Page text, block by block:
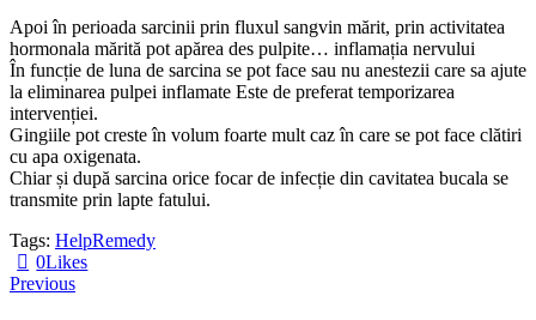
Apoi în perioada sarcinii prin fluxul sangvin mărit, prin activitatea
hormonala mărită pot apărea des pulpite… inflamația nervului
În funcție de luna de sarcina se pot face sau nu anestezii care sa ajute
la eliminarea pulpei inflamate Este de preferat temporizarea
intervenției.
Gingiile pot creste în volum foarte mult caz în care se pot face clătiri
cu apa oxigenata.
Chiar și după sarcina orice focar de infecție din cavitatea bucala se
transmite prin lapte fatului.
Tags: HelpRemedy
0Likes
Previous